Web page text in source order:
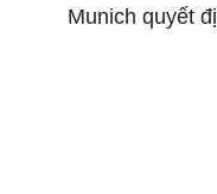
Munich quyết